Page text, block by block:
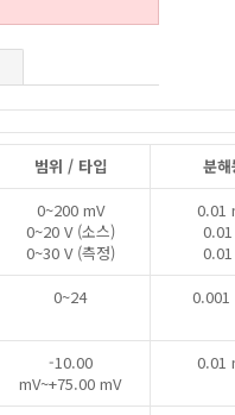
범위 / 타입
분
0~200 mV
0~20 V (소스)
0~30 V (측정)
0.01
0~24 0.001
-10.00
mV~+75.00 mV
0.01